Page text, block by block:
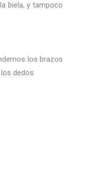
biela, y tampoco
los brazos
dedos.